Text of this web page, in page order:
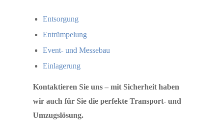
Entsorgung
Entrümpelung
Event- und Messebau
Einlagerung
Kontaktieren Sie uns – mit Sicherheit haben
wir auch für Sie die perfekte Transport- und
Umzugslösung.